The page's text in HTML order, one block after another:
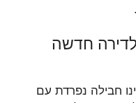
חדשה
חבילה נפרדת עם